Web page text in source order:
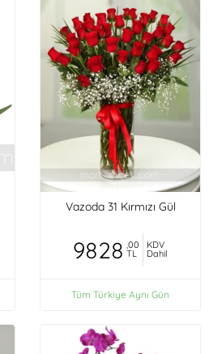
Vazoda 31 Kırmızı Gül
9828 ,00
TL
KDV
Dahil
Tüm Türkiye Aynı Gün